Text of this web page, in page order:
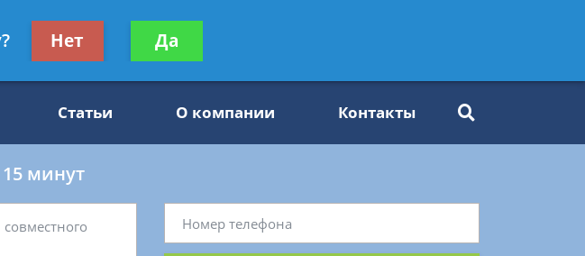
Получите консультацию
бесплатно
Статьи О компании Контакты
минут
Нет Да